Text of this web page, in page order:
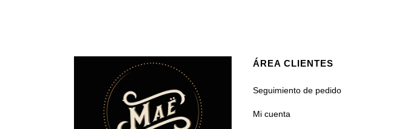
ÁREA CLIENTES
Seguimiento de pedido
Mi cuenta